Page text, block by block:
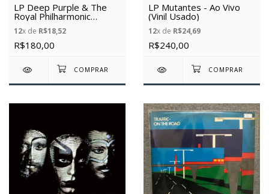
LP Deep Purple & The
Royal Philharmonic
Orchestra: Concerto for
Group and Orchestra -
(1969) - (Vinil Usado)
12x de R$18,52
R$180,00
LP Mutantes - Ao Vivo
(Vinil Usado)
12x de R$24,69
R$240,00